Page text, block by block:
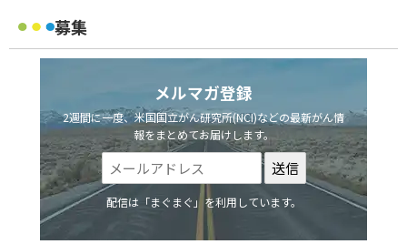
募集
メルマガ登録
2週間に一度、米国国立がん研究所(NCI)などの最新がん情
報をまとめてお届けします。
配信は「まぐまぐ」を利用しています。